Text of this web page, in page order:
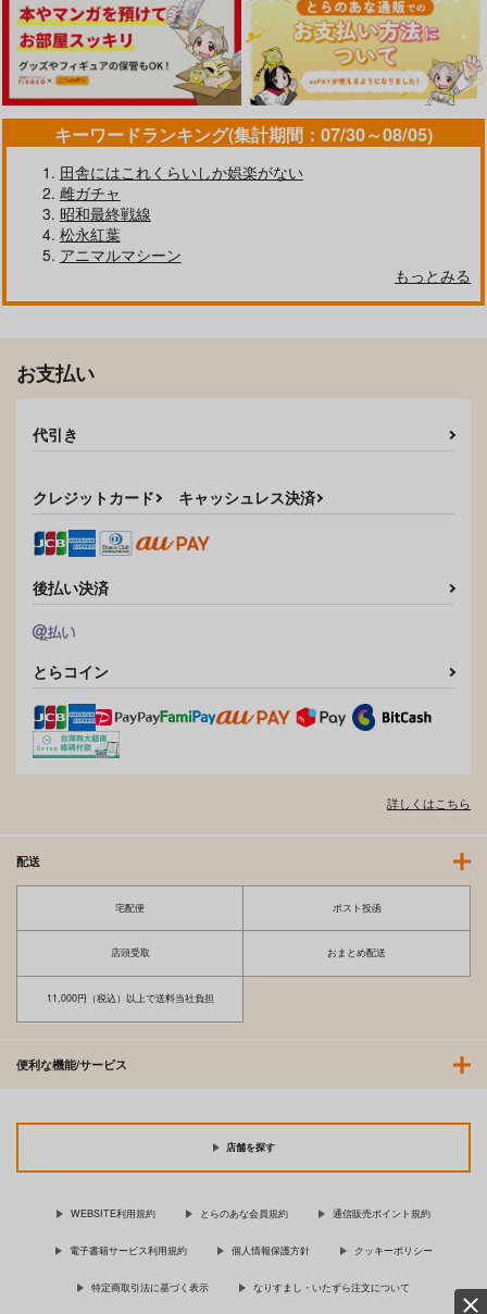
キーワードランキング(集計期間：07/30～08/05)
田舎にはこれくらいしか娯楽がない
雌ガチャ
昭和最終戦線
松永紅葉
アニマルマシーン
もっとみる
お支払い
代引き
クレジットカード キャッシュレス決済
後払い決済
とらコイン
詳しくはこちら
配送
宅配便 ポスト投函
店頭受取 おまとめ配送
11,000円（税込）以上で送料当社負担
便利な機能/サービス
店舗を探す
WEBSITE利用規約 とらのあな会員規約 通信販売ポイント規約
電子書籍サービス利用規約 個人情報保護方針 クッキーポリシー
特定商取引法に基づく表示 なりすまし・いたずら注文について